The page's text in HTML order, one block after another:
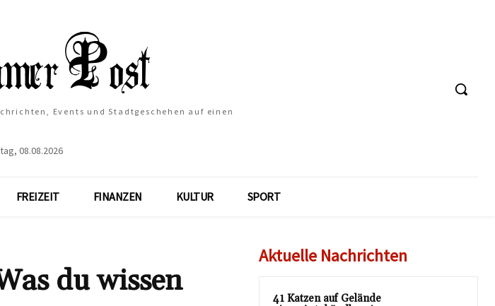
Events und Stadtgeschehen auf einen
08.08.2026
FREIZEIT FINANZEN KULTUR SPORT
du wissen
Aktuelle Nachrichten
41 Katzen auf Gelände